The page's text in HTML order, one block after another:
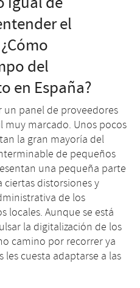
el
del
en España?
un panel de proveedores
marcado. Unos pocos
la gran mayoría del
de pequeños
una pequeña parte
ciertas distorsiones y
de los
locales. Aunque se está
la digitalización de los
camino por recorrer ya
cuesta adaptarse a las